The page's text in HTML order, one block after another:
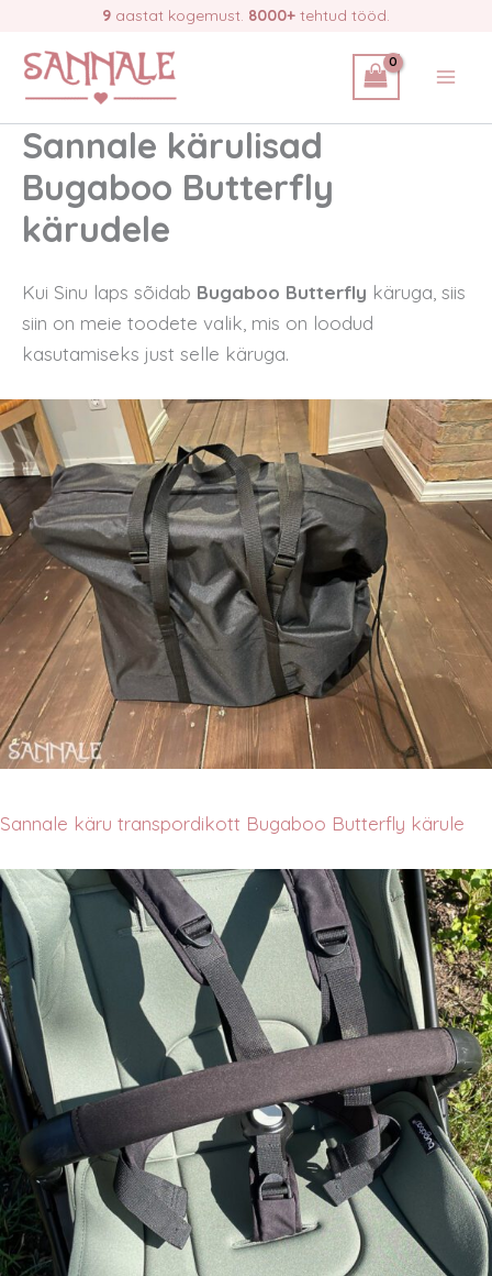
content
9 aastat kogemust. 8000+ tehtud tööd.
Sannale kärulisad
Bugaboo Butterfly
kärudele
Kui Sinu laps sõidab Bugaboo Butterfly käruga, siis
siin on meie toodete valik, mis on loodud
kasutamiseks just selle käruga.
Sannale käru transpordikott Bugaboo Butterfly kärule